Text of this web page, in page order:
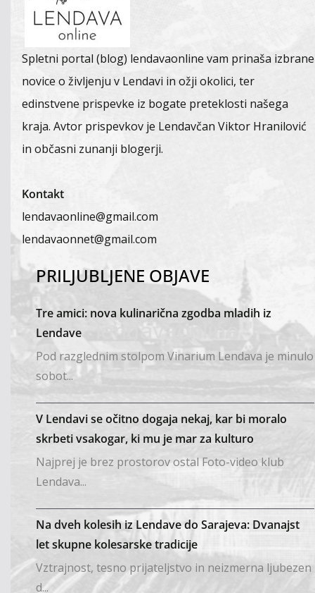
Spletni portal (blog) lendavaonline vam prinaša izbrane
novice o življenju v Lendavi in ožji okolici, ter
edinstvene prispevke iz bogate preteklosti našega
kraja. Avtor prispevkov je Lendavčan Viktor Hranilović
in občasni zunanji blogerji.
Kontakt
lendavaonline@gmail.com
lendavaonnet@gmail.com
PRILJUBLJENE OBJAVE
Tre amici: nova kulinarična zgodba mladih iz
Lendave
Pod razglednim stolpom Vinarium Lendava je minulo
sobot...
V Lendavi se očitno dogaja nekaj, kar bi moralo
skrbeti vsakogar, ki mu je mar za kulturo
Najprej je brez prostorov ostal Foto-video klub
Lendava...
Na dveh kolesih iz Lendave do Sarajeva: Dvanajst
let skupne kolesarske tradicije
Vztrajnost, tesno prijateljstvo in neizmerna ljubezen
d...